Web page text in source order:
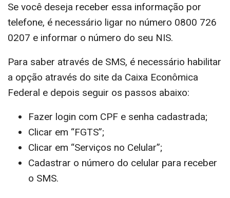
Se você deseja receber essa informação por
telefone, é necessário ligar no número 0800 726
0207 e informar o número do seu NIS.
Para saber através de SMS, é necessário habilitar
a opção através do site da Caixa Econômica
Federal e depois seguir os passos abaixo:
Fazer login com CPF e senha cadastrada;
Clicar em “FGTS”;
Clicar em “Serviços no Celular”;
Cadastrar o número do celular para receber
o SMS.